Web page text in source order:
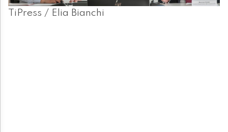
TiPress / Elia Bianchi